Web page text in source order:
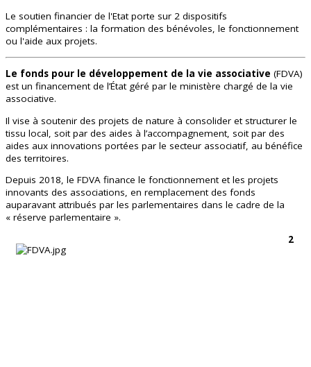
Le soutien financier de l'Etat porte sur 2 dispositifs
complémentaires : la formation des bénévoles, le fonctionnement
ou l'aide aux projets.
Le fonds pour le développement de la vie associative (FDVA)
est un financement de l’État géré par le ministère chargé de la vie
associative.
Il vise à soutenir des projets de nature à consolider et structurer le
tissu local, soit par des aides à l’accompagnement, soit par des
aides aux innovations portées par le secteur associatif, au bénéfice
des territoires.
Depuis 2018, le FDVA finance le fonctionnement et les projets
innovants des associations, en remplacement des fonds
auparavant attribués par les parlementaires dans le cadre de la
« réserve parlementaire ».
2